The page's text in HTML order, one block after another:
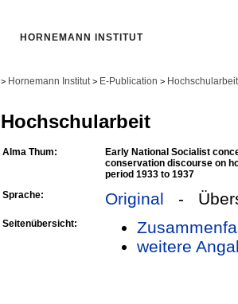
HORNEMANN INSTITUT
> Hornemann Institut > E-Publication >
Hochschularbeit
Alma Thum:
Early National Socialist
conservation discourse on
period 1933 to 1937
Sprache:
Original -
Seitenübersicht:
weitere